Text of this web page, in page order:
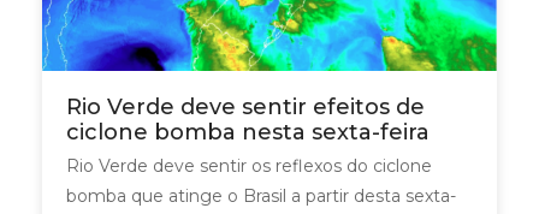
Rio Verde deve sentir efeitos de
ciclone bomba nesta sexta-feira
Rio Verde deve sentir os reflexos do ciclone
bomba que atinge o Brasil a partir desta sexta-